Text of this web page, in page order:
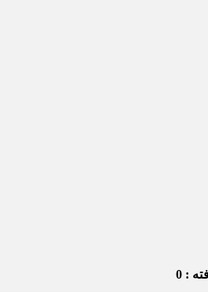
: 0